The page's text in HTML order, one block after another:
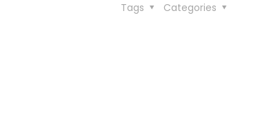
Categories
Tags